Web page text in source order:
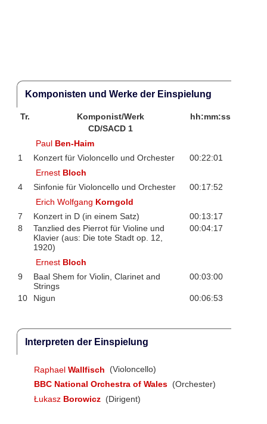
Komponisten und Werke der Einspielung
Tr. Komponist/Werk
hh:mm:ss
CD/SACD 1
Paul Ben-Haim
1
Konzert für Violoncello und Orchester
00:22:01
Ernest Bloch
4
Sinfonie für Violoncello und Orchester
00:17:52
Erich Wolfgang Korngold
7
Konzert in D (in einem Satz)
00:13:17
8
Tanzlied des Pierrot für Violine und
Klavier (aus: Die tote Stadt op. 12,
1920)
00:04:17
Ernest Bloch
9
Baal Shem for Violin, Clarinet and
Strings
00:03:00
10 Nigun 00:06:53
Interpreten der Einspielung
Raphael Wallfisch
(Violoncello)
BBC National Orchestra of Wales (Orchester)
Łukasz Borowicz (Dirigent)